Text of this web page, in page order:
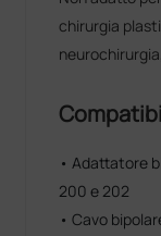
chirurgia
• Adattatore
200 e 202
• Cavo